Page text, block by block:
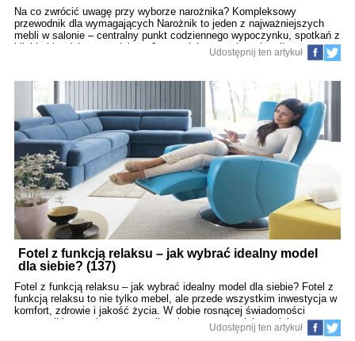
Na co zwrócić uwagę przy wyborze narożnika? Kompleksowy
przewodnik dla wymagających Narożnik to jeden z najważniejszych
mebli w salonie – centralny punkt codziennego wypoczynku, spotkań z
bliskimi i rodzinnego relaksu. Jego wybór ma wpływ nie tylko na
wygodę użytkowania, ale także na funkcjonalność, estetykę i
model, warto przemyśleć szereg istotnych aspektów – od wymiarów,
poprzez konstrukcję i tapicerkę, aż po mechanizmy i styl aranżacji.
Dzięki temu wybór będzie świadomy, a narożnik będzie służyć przez
lata. 1. Wymiary i układ narożnika 1.1 Dopasowanie do przestrzeni
Podstawą jest dokładne zmierzenie przestrzeni, w którą ma wpasować
się narożnik. Wymiaruj zarówno dostępne miejsce pod ścianą, jak i
przestrzeń użytkową – pamiętaj o zachowaniu odpowiedniej
Udostępnij ten artykuł
Fotel z funkcją relaksu – jak wybrać idealny model
dla siebie? (137)
Fotel z funkcją relaksu – jak wybrać idealny model dla siebie? Fotel z
funkcją relaksu to nie tylko mebel, ale przede wszystkim inwestycja w
komfort, zdrowie i jakość życia. W dobie rosnącej świadomości
ergonomii i potrzeby regeneracji po intensywnym dniu, wybór
odpowiedniego fotela staje się kluczowy. W tym artykule
Udostępnij ten artykuł